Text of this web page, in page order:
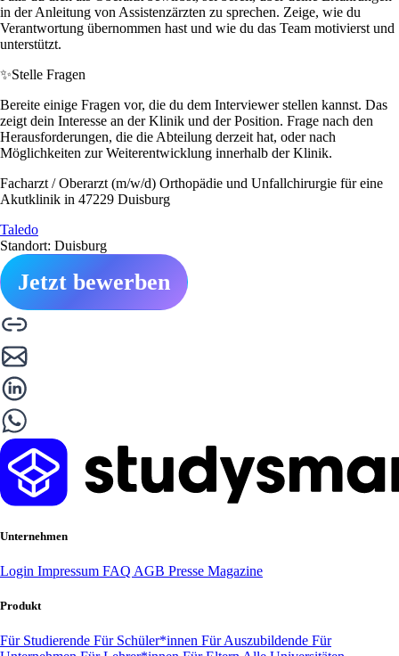
in der Anleitung von Assistenzärzten zu sprechen. Zeige, wie du
Verantwortung übernommen hast und wie du das Team motivierst und
unterstützt.
✨Stelle Fragen
Bereite einige Fragen vor, die du dem Interviewer stellen kannst. Das
zeigt dein Interesse an der Klinik und der Position. Frage nach den
Herausforderungen, die die Abteilung derzeit hat, oder nach
Möglichkeiten zur Weiterentwicklung innerhalb der Klinik.
Facharzt / Oberarzt (m/w/d) Orthopädie und Unfallchirurgie für eine
Akutklinik in 47229 Duisburg
Taledo
Standort: Duisburg
Jetzt bewerben
Unternehmen
Login Impressum FAQ AGB Presse Magazine
Produkt
Für Studierende Für Schüler*innen Für Auszubildende Für